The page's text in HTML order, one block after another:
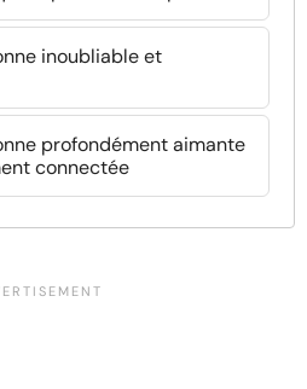
inoubliable et
profondément aimante
connectée